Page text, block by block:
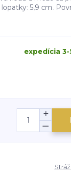
5,9 cm.
expedícia